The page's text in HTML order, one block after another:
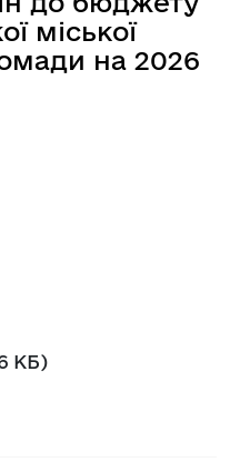
міської
на 2026
КБ)